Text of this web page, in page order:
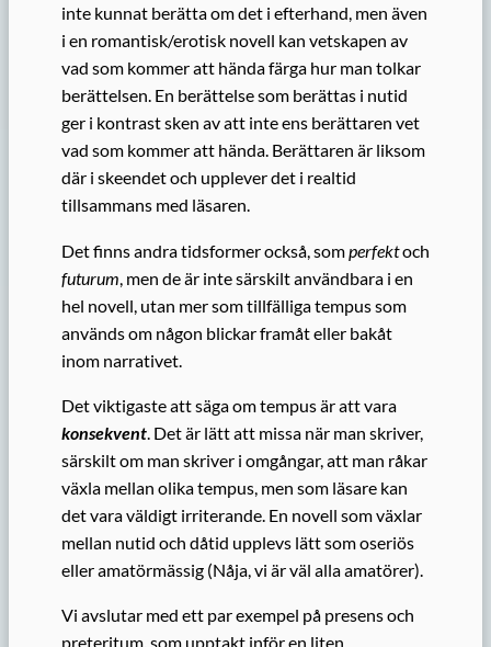
inte kunnat berätta om det i efterhand, men även
i en romantisk/erotisk novell kan vetskapen av
vad som kommer att hända färga hur man tolkar
berättelsen. En berättelse som berättas i nutid
ger i kontrast sken av att inte ens berättaren vet
vad som kommer att hända. Berättaren är liksom
där i skeendet och upplever det i realtid
tillsammans med läsaren.
Det finns andra tidsformer också, somperfektoch
futurum , men de är inte särskilt användbara i en
hel novell, utan mer som tillfälliga tempus som
används om någon blickar framåt eller bakåt
inom narrativet.
Det viktigaste att säga om tempus är att vara
konsekvent. Det är lätt att missa när man skriver,
särskilt om man skriver i omgångar, att man råkar
växla mellan olika tempus, men som läsare kan
det vara väldigt irriterande. En novell som växlar
mellan nutid och dåtid upplevs lätt som oseriös
eller amatörmässig (Nåja, vi är väl alla amatörer).
Vi avslutar med ett par exempel på presens och
preteritum, som upptakt inför en liten